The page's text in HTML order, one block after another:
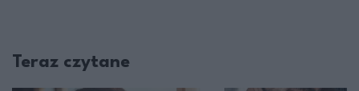
Teraz czytane